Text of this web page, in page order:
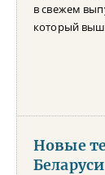
в свежем
который
Новые